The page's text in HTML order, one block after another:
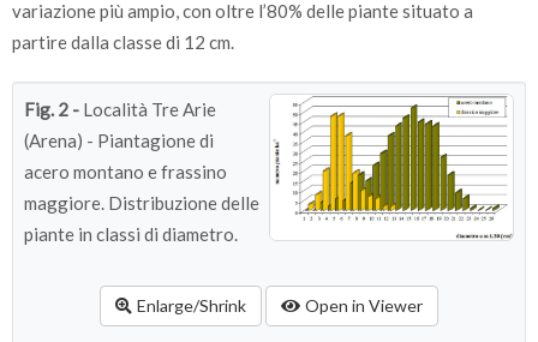
8 Acero 341
Frassino 146 3.9 5.1 4.9
0 14.9 9.6
Frassino 140 7.9 4 4.1
Media Acero 339 0.5 14.7 9.5
variazione più ampio, con oltre l’80% delle piante situato a
partire dalla classe di 12 cm.
Fig. 2 - Località Tre Arie
(Arena) - Piantagione di
acero montano e frassino
maggiore. Distribuzione delle
piante in classi di diametro.
Enlarge/Shrink Open in Viewer